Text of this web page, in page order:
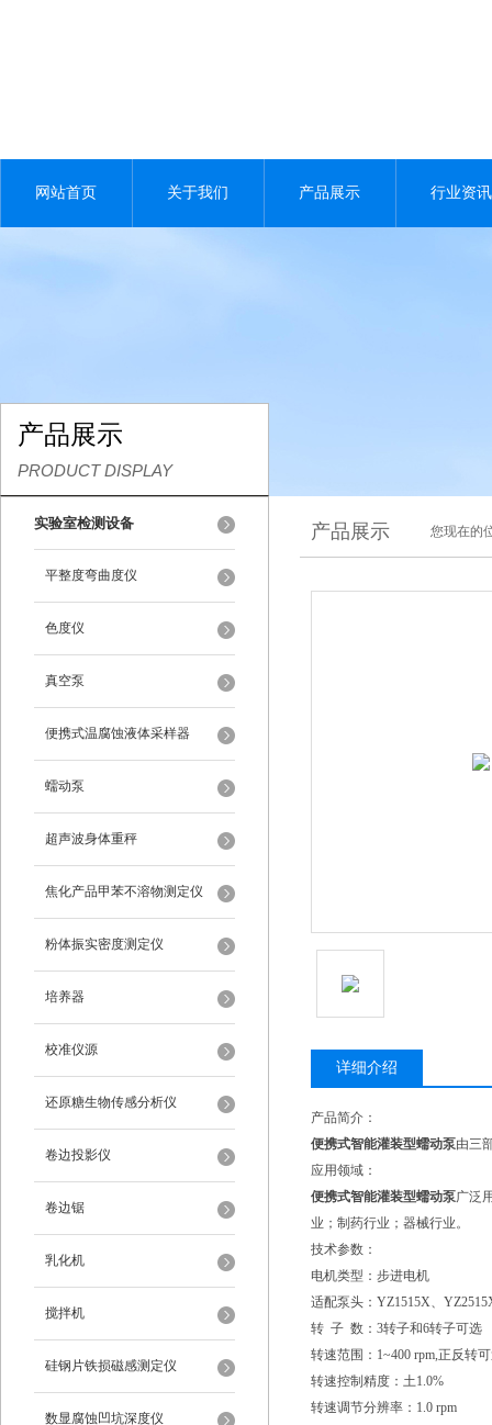
网站首页 关于我们 产品展示 行业资讯
产品展示
PRODUCT DISPLAY
实验室检测设备
平整度弯曲度仪
色度仪
真空泵
便携式温腐蚀液体采样器
蠕动泵
超声波身体重秤
焦化产品甲苯不溶物测定仪
粉体振实密度测定仪
培养器
校准仪源
还原糖生物传感分析仪
卷边投影仪
卷边锯
乳化机
搅拌机
硅钢片铁损磁感测定仪
数显腐蚀凹坑深度仪
产品展示 您现在的
详细介绍
产品简介：
便携式智能灌装型蠕动泵由三
应用领域：
便携式智能灌装型蠕动泵广泛
业；制药行业；器械行业。
技术参数：
电机类型：步进电机
适配泵头：YZ1515X、
转 子 数：3转子和6转子可选
转速范围：1~400 rpm,正反转
转速控制精度：土1.0%
转速调节分辨率：1.0 rpm